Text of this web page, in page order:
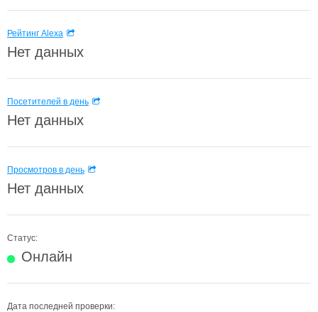
Рейтинг Alexa
Нет данных
Посетителей в день
Нет данных
Просмотров в день
Нет данных
Статус:
Онлайн
Дата последней проверки: